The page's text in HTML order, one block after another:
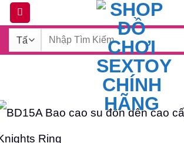
Bỏ
qua
dung
Tìm